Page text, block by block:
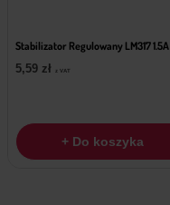
Stabilizator Regulowany LM317 1.5A
5,59 zł z VAT
+ Do koszyka